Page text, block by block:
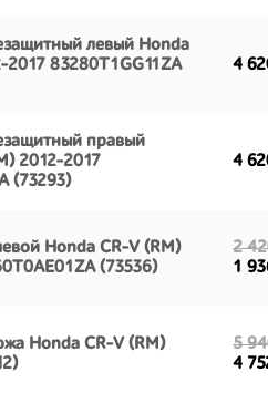
левый Honda
2017 83280T1GG11ZA
4
правый
2012-2017
(73293)
4
Honda CR-V (RM)
(73536)
2
1
Honda CR-V (RM)
5
4